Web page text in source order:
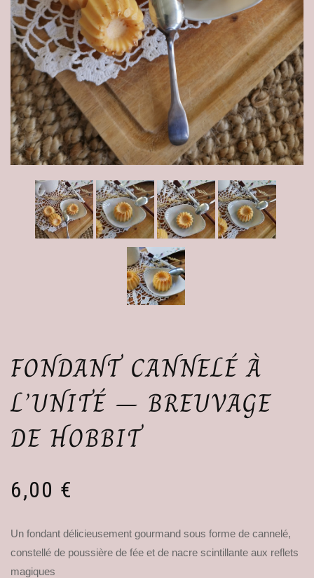
FONDANT CANNELÉ À
L’UNITÉ – BREUVAGE
DE HOBBIT
6,00 €
Un fondant délicieusement gourmand sous forme de cannelé,
constellé de poussière de fée et de nacre scintillante aux reflets
magiques